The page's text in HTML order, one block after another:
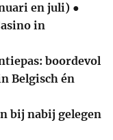
en juli) ●
in
boordevol
Belgisch én
bij nabij gelegen